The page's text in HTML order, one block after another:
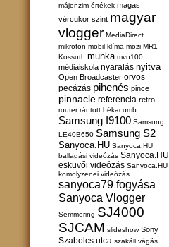
májenzim értékek magas
vércukor szint magyar
vlogger MediaDirect
mikrofon mobil klíma mozi MR1
Kossuth munka mvn100
médiaiskola nyaralás nyitva
Open Broadcaster orvos
pecázás pihenés pince
pinnacle referencia retro
router rántott békacomb
Samsung I9100 Samsung
LE40B650 Samsung S2
Sanyoca.HU Sanyoca.HU
ballagási videózás Sanyoca.HU
esküvői videózás Sanyoca.HU
komolyzenei videózás
sanyoca79 fogyása
Sanyoca Vlogger
Semmering SJ4000
SJCAM slideshow Sony
Szabolcs utca szakáll vágás